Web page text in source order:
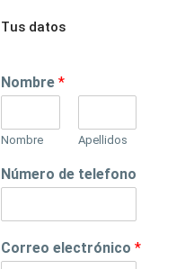
Tus datos
Nombre *
Nombre Apellidos
Número de telefono
Correo electrónico *